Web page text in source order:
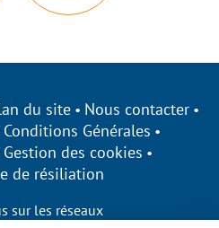
du site
Nous contacter
Conditions Générales
Gestion des cookies
de résiliation
sur les réseaux